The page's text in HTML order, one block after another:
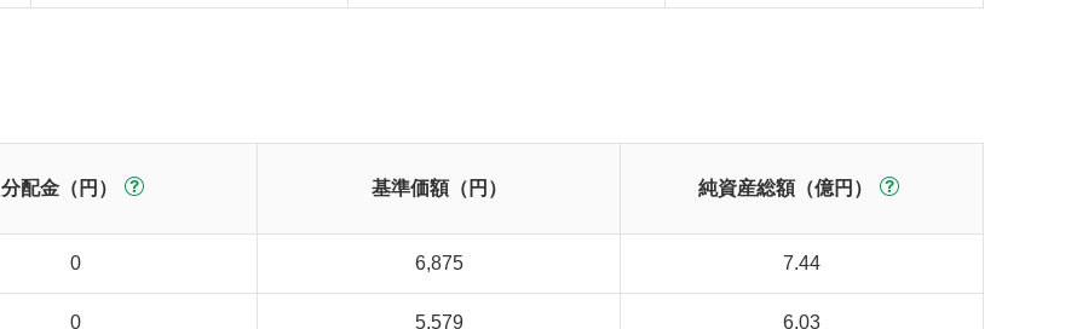
分配金（円） 基準価額（円） 純資産総額（億円）
0 6,875 7.44
0 5,579 6.03